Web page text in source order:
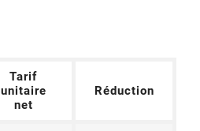
Tarif
unitaire
net
Réduction